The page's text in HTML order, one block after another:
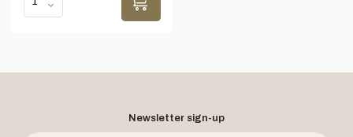
Newsletter sign-up